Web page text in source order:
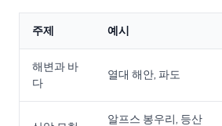
주제 예시
해변과 바
다
열대 해안, 파도
알프스 봉우리, 등산